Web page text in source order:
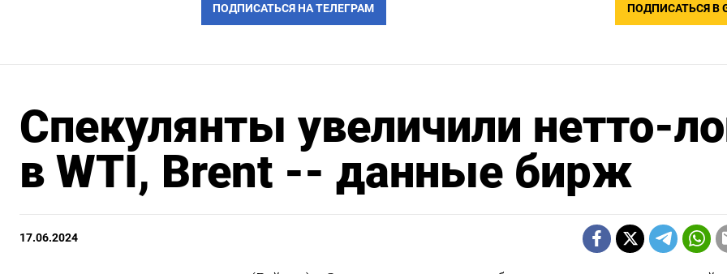
ПОДПИСАТЬСЯ НА ТЕЛЕГРАМ ПОДПИСАТЬСЯ В
Спекулянты увеличили нетто-
в WTI, Brent -- данные бирж
17.06.2024